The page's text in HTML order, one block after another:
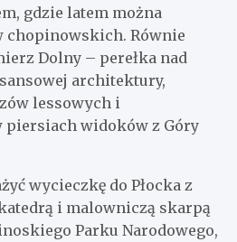
gdzie latem można
chopinowskich. Równie
Dolny – perełka nad
architektury,
lessowych i
piersiach widoków z Góry
wycieczkę do Płocka z
i malowniczą skarpą
Parku Narodowego,